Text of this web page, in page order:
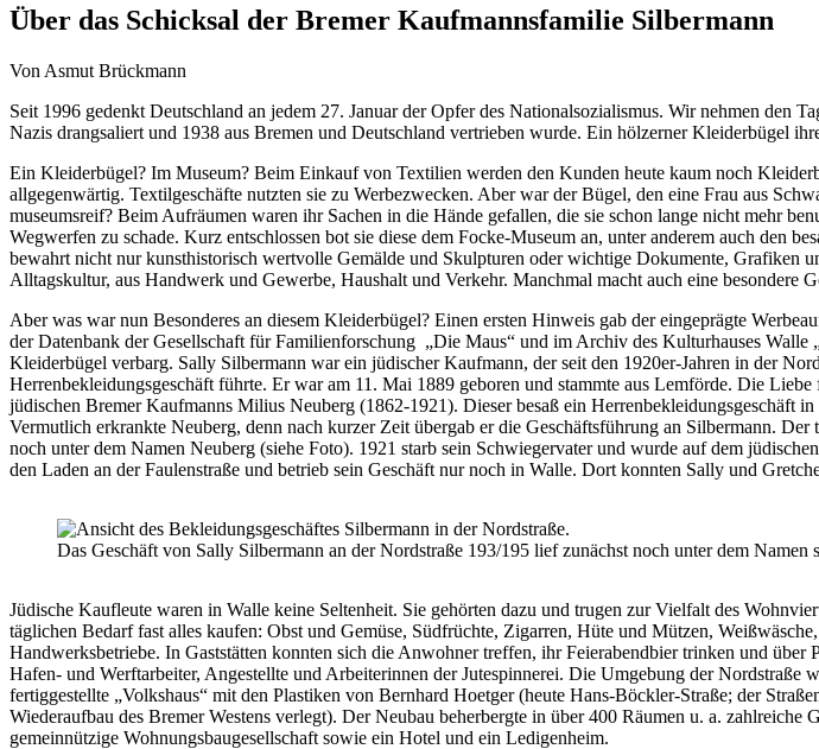
Über das Schicksal der Bremer Kaufmannsfamilie Silbermann
Von Asmut Brückmann
Seit 1996 gedenkt Deutschland an jedem 27. Januar der Opfer des Nationalsozialismus. Wir nehmen den
Nazis drangsaliert und 1938 aus Bremen und Deutschland vertrieben wurde. Ein hölzerner Kleiderbügel
Ein Kleiderbügel? Im Museum? Beim Einkauf von Textilien werden den Kunden heute kaum noch
allgegenwärtig. Textilgeschäfte nutzten sie zu Werbezwecken. Aber war der Bügel, den eine Frau aus
museumsreif? Beim Aufräumen waren ihr Sachen in die Hände gefallen, die sie schon lange nicht mehr
Wegwerfen zu schade. Kurz entschlossen bot sie diese dem Focke-Museum an, unter anderem auch den
bewahrt nicht nur kunsthistorisch wertvolle Gemälde und Skulpturen oder wichtige Dokumente, Grafiken
Alltagskultur, aus Handwerk und Gewerbe, Haushalt und Verkehr. Manchmal macht auch eine besondere
Aber was war nun Besonderes an diesem Kleiderbügel? Einen ersten Hinweis gab der eingeprägte
der Datenbank der Gesellschaft für Familienforschung „Die Maus“ und im Archiv des Kulturhauses
Kleiderbügel verbarg. Sally Silbermann war ein jüdischer Kaufmann, der seit den 1920er-Jahren in der
Herrenbekleidungsgeschäft führte. Er war am 11. Mai 1889 geboren und stammte aus Lemförde. Die
jüdischen Bremer Kaufmanns Milius Neuberg (1862-1921). Dieser besaß ein Herrenbekleidungsgeschäft
Vermutlich erkrankte Neuberg, denn nach kurzer Zeit übergab er die Geschäftsführung an Silbermann.
noch unter dem Namen Neuberg (siehe Foto). 1921 starb sein Schwiegervater und wurde auf dem
den Laden an der Faulenstraße und betrieb sein Geschäft nur noch in Walle. Dort konnten Sally und
Das Geschäft von Sally Silbermann an der Nordstraße 193/195 lief zunächst noch unter dem
Jüdische Kaufleute waren in Walle keine Seltenheit. Sie gehörten dazu und trugen zur Vielfalt des
täglichen Bedarf fast alles kaufen: Obst und Gemüse, Südfrüchte, Zigarren, Hüte und Mützen,
Handwerksbetriebe. In Gaststätten konnten sich die Anwohner treffen, ihr Feierabendbier trinken und
Hafen- und Werftarbeiter, Angestellte und Arbeiterinnen der Jutespinnerei. Die Umgebung der
fertiggestellte „Volkshaus“ mit den Plastiken von Bernhard Hoetger (heute Hans-Böckler-Straße; der
Wiederaufbau des Bremer Westens verlegt). Der Neubau beherbergte in über 400 Räumen u. a.
gemeinnützige Wohnungsbaugesellschaft sowie ein Hotel und ein Ledigenheim.